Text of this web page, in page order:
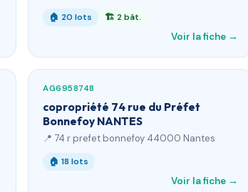
🏠 20 lots 🏗 2 bât.
Voir la fiche →
AG6958748
copropriété 74 rue du Préfet
Bonnefoy NANTES
📍 74 r prefet bonnefoy 44000 Nantes
🏠 18 lots
Voir la fiche →